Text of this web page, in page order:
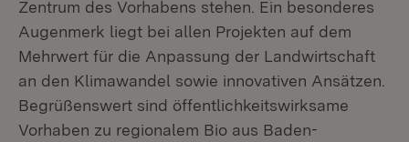
Zentrum des Vorhabens stehen. Ein besonderes
Augenmerk liegt bei allen Projekten auf dem
Mehrwert für die Anpassung der Landwirtschaft
an den Klimawandel sowie innovativen Ansätzen.
Begrüßenswert sind öffentlichkeitswirksame
Vorhaben zu regionalem Bio aus Baden-